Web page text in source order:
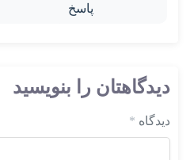
پاسخ
دیدگاهتان را بنویسید
دیدگاه *